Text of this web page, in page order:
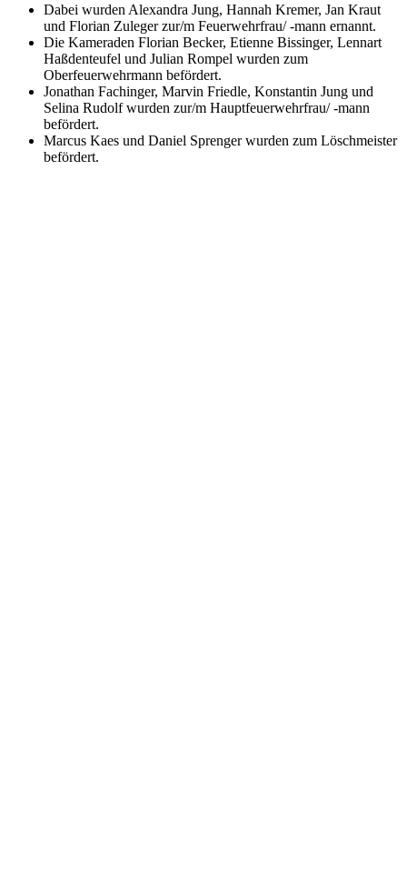
Dabei wurden Alexandra Jung, Hannah Kremer, Jan Kraut
und Florian Zuleger zur/m Feuerwehrfrau/ -mann ernannt.
Die Kameraden Florian Becker, Etienne Bissinger, Lennart
Haßdenteufel und Julian Rompel wurden zum
Oberfeuerwehrmann befördert.
Jonathan Fachinger, Marvin Friedle, Konstantin Jung und
Selina Rudolf wurden zur/m Hauptfeuerwehrfrau/ -mann
befördert.
Marcus Kaes und Daniel Sprenger wurden zum Löschmeister
befördert.